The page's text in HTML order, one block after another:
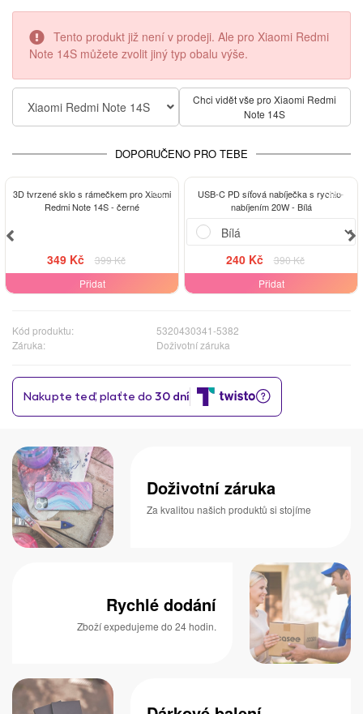
Tento produkt již není v prodeji. Ale pro Xiaomi Redmi
Note 14S můžete zvolit jiný typ obalu výše.
Xiaomi Redmi Note 14S
Chci vidět vše pro Xiaomi Redmi
Note 14S
DOPORUČENO PRO TEBE
-13%
3D tvrzené sklo s rámečkem pro Xiaomi
Redmi Note 14S - černé
349 Kč
399 Kč
Přidat
-38%
USB-C PD síťová nabíječka s rychlo-
nabíjením 20W - Bílá
240 Kč
390 Kč
Přidat
Kód produktu:
5320430341-5382
Záruka:
Doživotní záruka
Doživotní záruka
Za kvalitou našich produktů si stojíme
Rychlé dodání
Zboží expedujeme do 24 hodin.